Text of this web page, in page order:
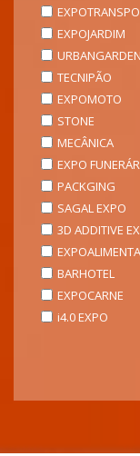
EXPOJARDIM
URBANGARDEN
TECNIPÃO
EXPOMOTO
STONE
MECÂNICA
EXPO
PACKGING
SAGAL EXPO
3D ADDITIVE
EXPOALIMENTA
BARHOTEL
EXPOCARNE
i4.0 EXPO